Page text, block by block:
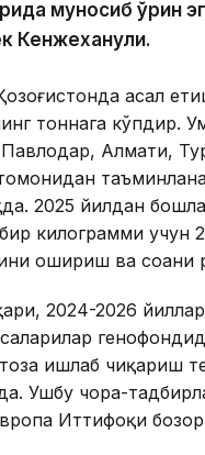
муносиб ўрин
Кенжеханули.
асал
тоннага кўпдир.
Алмати,
2025 йилдан
бир килограмми учун
ошириш ва
2024-2026
ишлаб чиқариш
Ушбу чора-
Иттифоқи